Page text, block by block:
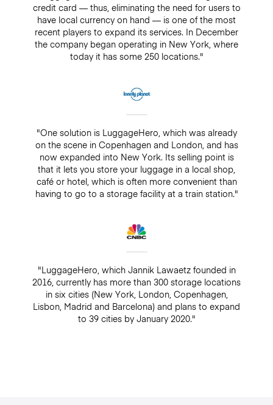
credit card — thus, eliminating the need for users to
have local currency on hand — is one of the most
recent players to expand its services. In December
the company began operating in New York, where
today it has some 250 locations."
"One solution is LuggageHero, which was already
on the scene in Copenhagen and London, and has
now expanded into New York. Its selling point is
that it lets you store your luggage in a local shop,
café or hotel, which is often more convenient than
having to go to a storage facility at a train station."
"LuggageHero, which Jannik Lawaetz founded in
2016, currently has more than 300 storage locations
in six cities (New York, London, Copenhagen,
Lisbon, Madrid and Barcelona) and plans to expand
to 39 cities by January 2020."